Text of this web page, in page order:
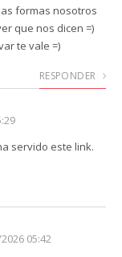
formas nosotros
que nos dicen =)
te vale =)
RESPONDER
servido este link.
05:42